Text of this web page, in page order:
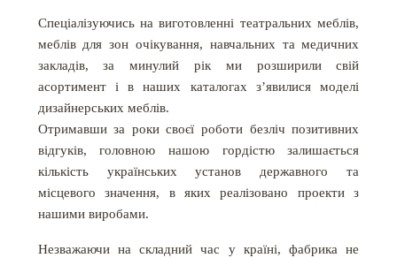
Спеціалізуючись на виготовленні театральних меблів,
меблів для зон очікування, навчальних та медичних
закладів, за минулий рік ми розширили свій
асортимент і в наших каталогах з’явилися моделі
дизайнерських меблів.
Отримавши за роки своєї роботи безліч позитивних
відгуків, головною нашою гордістю залишається
кількість українських установ державного та
місцевого значення, в яких реалізовано проекти з
нашими виробами.
Незважаючи на складний час у країні, фабрика не